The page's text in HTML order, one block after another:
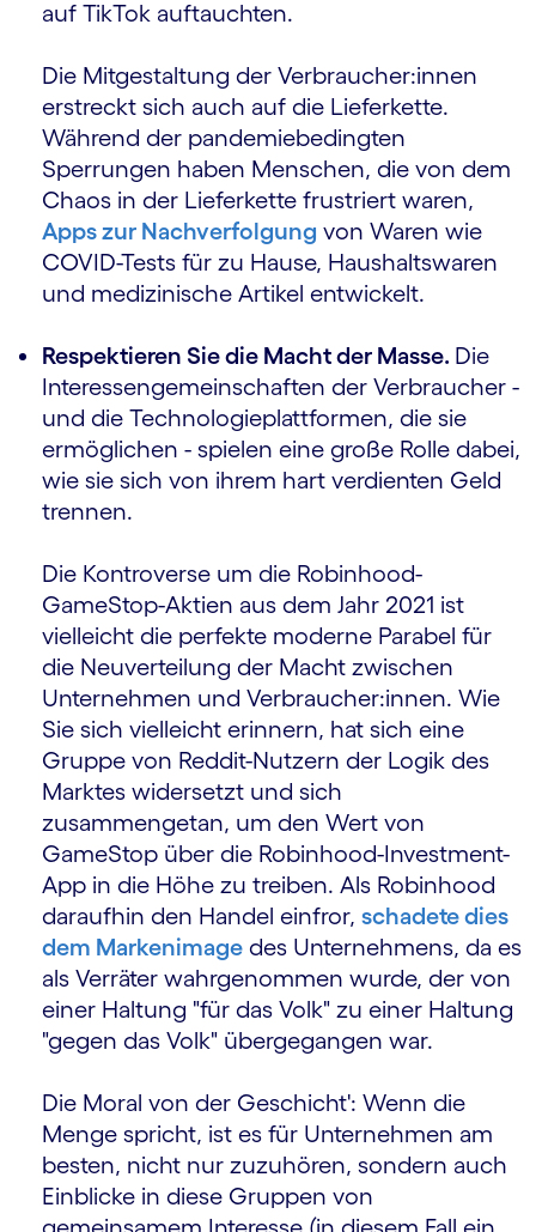
auf TikTok auftauchten.
Die Mitgestaltung der Verbraucher:innen
erstreckt sich auch auf die Lieferkette.
Während der pandemiebedingten
Sperrungen haben Menschen, die von dem
Chaos in der Lieferkette frustriert waren,
Apps zur Nachverfolgung von Waren wie
COVID-Tests für zu Hause, Haus­halts­waren
und medizinische Artikel entwickelt.
Respektieren Sie die Macht der Masse. Die
Interessengemeinschaften der Verbraucher -
und die Technologieplattformen, die sie
ermöglichen - spielen eine große Rolle dabei,
wie sie sich von ihrem hart verdienten Geld
trennen.
Die Kontroverse um die Robinhood-
GameStop-Aktien aus dem Jahr 2021 ist
vielleicht die perfekte moderne Parabel für
die Neuverteilung der Macht zwischen
Unternehmen und Verbraucher:innen. Wie
Sie sich vielleicht erinnern, hat sich eine
Gruppe von Reddit-Nutzern der Logik des
Marktes widersetzt und sich
zusammengetan, um den Wert von
GameStop über die Robinhood-Investment-
App in die Höhe zu treiben. Als Robinhood
daraufhin den Handel einfror, schadete dies
dem Markenimage des Unternehmens, da es
als Verräter wahrgenommen wurde, der von
einer Haltung "für das Volk" zu einer Haltung
"gegen das Volk" übergegangen war.
Die Moral von der Geschicht': Wenn die
Menge spricht, ist es für Unternehmen am
besten, nicht nur zuzuhören, sondern auch
Einblicke in diese Gruppen von